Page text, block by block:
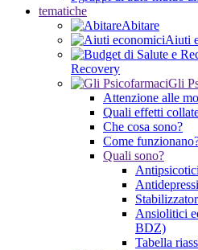
tematiche
Abitare
Aiuti
Recovery
Gli
Attenzione alle
Quali effetti
Che cosa sono?
Come
Quali sono?
Antipsicotici
Ansiolitici
BDZ)
Tabella